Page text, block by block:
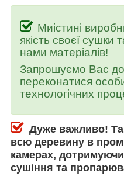
Миістині
якість своєї сушки
нами матеріалів!
Запрошуємо Вас
переконатися
технологічних
Дуже важливо!
всю деревину в
камерах,
сушіння та